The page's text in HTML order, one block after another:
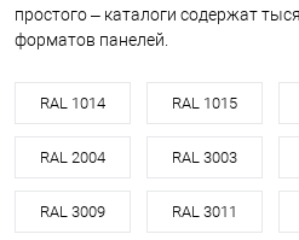
простого – каталоги содержат
форматов панелей.
RAL 1014 RAL 1015
RAL 2004 RAL 3003
RAL 3009 RAL 3011